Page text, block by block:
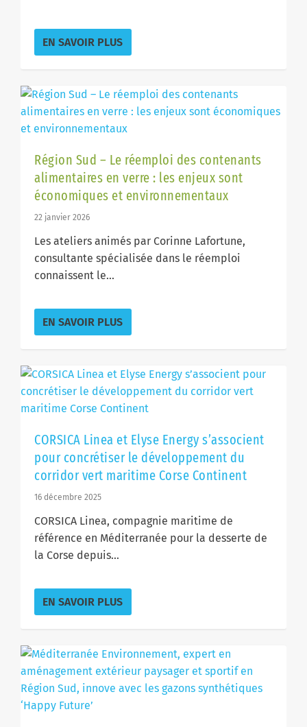
EN SAVOIR PLUS
Région Sud – Le réemploi des contenants
alimentaires en verre : les enjeux sont
économiques et environnementaux
22 janvier 2026
Les ateliers animés par Corinne Lafortune,
consultante spécialisée dans le réemploi
connaissent le...
EN SAVOIR PLUS
CORSICA Linea et Elyse Energy s’associent
pour concrétiser le développement du
corridor vert maritime Corse Continent
16 décembre 2025
CORSICA Linea, compagnie maritime de
référence en Méditerranée pour la desserte de
la Corse depuis...
EN SAVOIR PLUS